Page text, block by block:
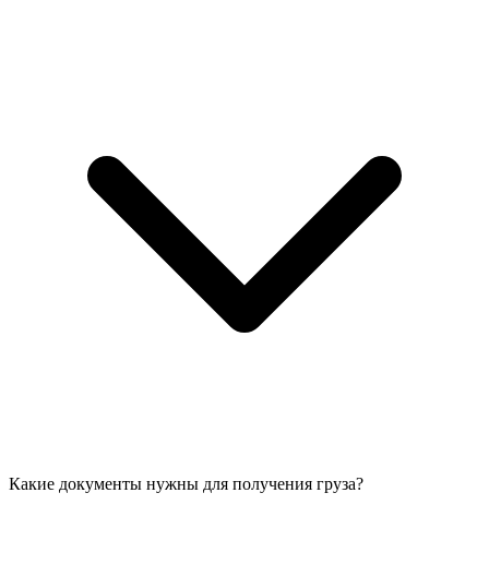
Какие документы нужны для получения груза?